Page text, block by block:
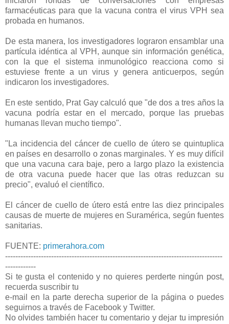
farmacéuticas para que la vacuna contra el virus VPH sea
probada en humanos.
De esta manera, los investigadores lograron ensamblar una
partícula idéntica al VPH, aunque sin información genética,
con la que el sistema inmunológico reacciona como si
estuviese frente a un virus y genera anticuerpos, según
indicaron los investigadores.
En este sentido, Prat Gay calculó que "de dos a tres años la
vacuna podría estar en el mercado, porque las pruebas
humanas llevan mucho tiempo".
"La incidencia del cáncer de cuello de útero se quintuplica
en países en desarrollo o zonas marginales. Y es muy difícil
que una vacuna cara baje, pero a largo plazo la existencia
de otra vacuna puede hacer que las otras reduzcan su
precio", evaluó el científico.
El cáncer de cuello de útero está entre las diez principales
causas de muerte de mujeres en Suramérica, según fuentes
sanitarias.
FUENTE: primerahora.com
-------------------------------------------------------------------------------------
------------
Si te gusta el contenido y no quieres perderte ningún post,
recuerda suscribir tu
e-mail en la parte derecha superior de la página o puedes
seguirnos a través de Facebook y Twitter.
No olvides también hacer tu comentario y dejar tu impresión